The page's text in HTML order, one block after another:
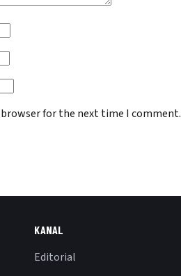
for the next time I comment.
KANAL
Editorial